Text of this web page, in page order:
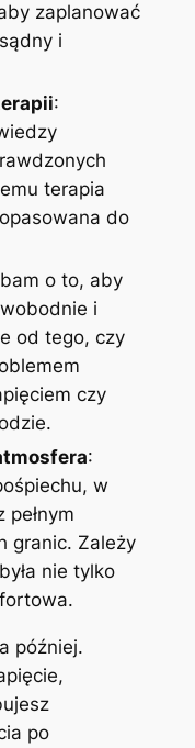
zaplanować
i
:
terapia
do
o to, aby
i
od tego, czy
czy
:
w
granic. Zależy
nie tylko
później.
po